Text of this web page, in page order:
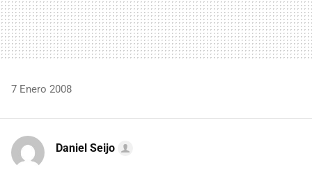
7 Enero 2008
Daniel Seijo